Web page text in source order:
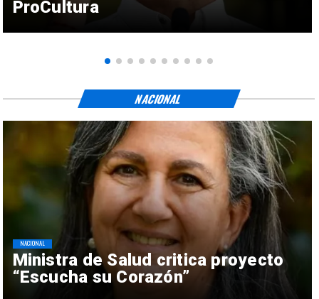
ProCultura
Ministra de Salud critica proyecto
“Escucha su Corazón”
NACIONAL
NACIONAL